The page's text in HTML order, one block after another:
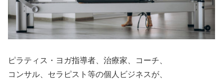
ピラティス・ヨガ指導者、治療家、コーチ、
コンサル、セラピスト等の個人ビジネスが、